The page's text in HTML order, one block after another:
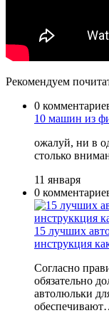
Рекомендуем
0
10 машин из
ожалуй, ни в
столько
11 января
0
15 лучших
инструкция
Согласно
обязательно
автолюльки